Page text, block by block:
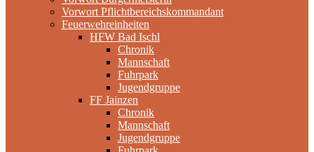
Vorwort Pflichtbereichskommandant
Feuerwehreinheiten
HFW Bad Ischl
Chronik
Mannschaft
Fuhrpark
Jugendgruppe
FF Jainzen
Chronik
Mannschaft
Jugendgruppe